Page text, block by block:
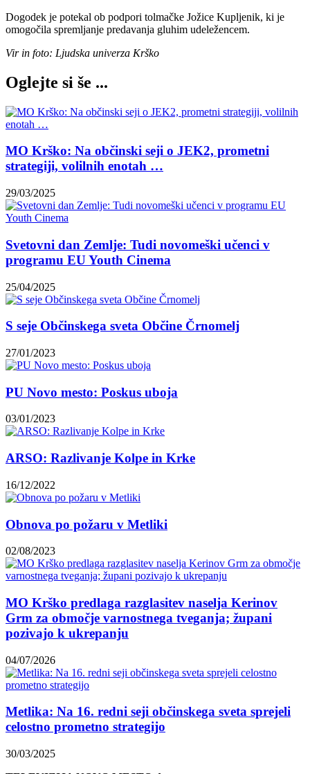
Dogodek je potekal ob podpori tolmačke Jožice Kupljenik, ki je
omogočila spremljanje predavanja gluhim udeležencem.
Vir in foto: Ljudska univerza Krško
Oglejte si še ...
MO Krško: Na občinski seji o JEK2, prometni
strategiji, volilnih enotah …
29/03/2025
Svetovni dan Zemlje: Tudi novomeški učenci v
programu EU Youth Cinema
25/04/2025
S seje Občinskega sveta Občine Črnomelj
27/01/2023
PU Novo mesto: Poskus uboja
03/01/2023
ARSO: Razlivanje Kolpe in Krke
16/12/2022
Obnova po požaru v Metliki
02/08/2023
MO Krško predlaga razglasitev naselja Kerinov
Grm za območje varnostnega tveganja; župani
pozivajo k ukrepanju
04/07/2026
Metlika: Na 16. redni seji občinskega sveta sprejeli
celostno prometno strategijo
30/03/2025